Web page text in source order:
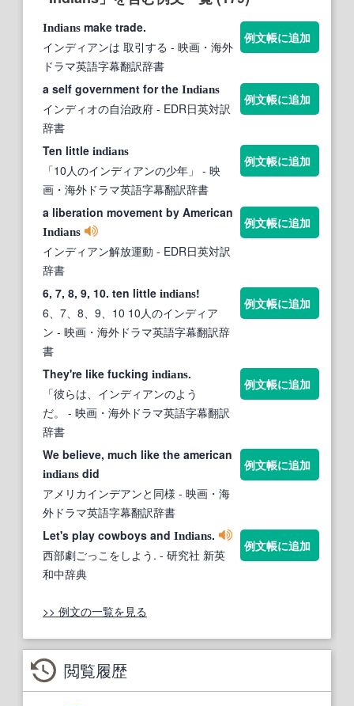
Indians make trade.
インディアンは 取引する - 映画・海外
ドラマ英語字幕翻訳辞書
例文帳に追加
a self government for the Indians
インディオの自治政府 - EDR日英対訳
辞書
例文帳に追加
Ten little indians
「10人のインディアンの少年」 - 映
画・海外ドラマ英語字幕翻訳辞書
例文帳に追加
a liberation movement by American
Indians
インディアン解放運動 - EDR日英対訳
辞書
例文帳に追加
6, 7, 8, 9, 10. ten little indians!
6、7、8、9、10 10人のインディア
ン - 映画・海外ドラマ英語字幕翻訳辞
書
例文帳に追加
They're like fucking indians.
「彼らは、インディアンのよう
だ。
- 映画・海外ドラマ英語字幕翻訳
辞書
例文帳に追加
We believe, much like the american
indians did
アメリカインデアンと同様 - 映画・海
外ドラマ英語字幕翻訳辞書
例文帳に追加
Let's play cowboys and Indians.
西部劇ごっこをしよう. - 研究社 新英
和中辞典
例文帳に追加
>> 例文の一覧を見る
閲覧履歴